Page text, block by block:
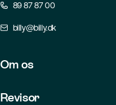
89 87 87 00
billy@billy.dk
Om os
Revisor